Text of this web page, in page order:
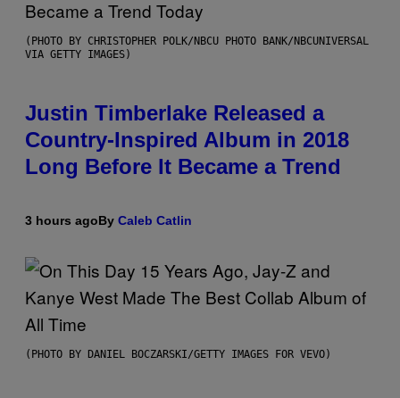
(PHOTO BY CHRISTOPHER POLK/NBCU PHOTO BANK/NBCUNIVERSAL
VIA GETTY IMAGES)
Justin Timberlake Released a
Country-Inspired Album in 2018
Long Before It Became a Trend
3 hours agoBy Caleb Catlin
(PHOTO BY DANIEL BOCZARSKI/GETTY IMAGES FOR VEVO)